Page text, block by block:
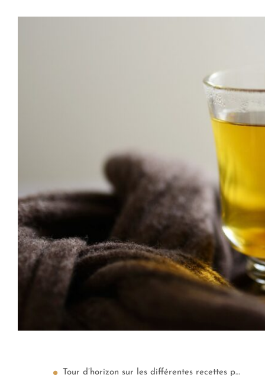
Tour d’horizon sur les différentes recettes pour déguster le miel